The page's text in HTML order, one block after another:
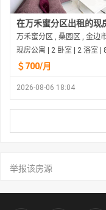
在万禾蜜分区出租的现
万禾蜜分区 , 桑园区 , 金边
现房公寓 | 2 卧室 | 2 浴室 |
＄700/月
2026-08-06 18:04
举报该房源